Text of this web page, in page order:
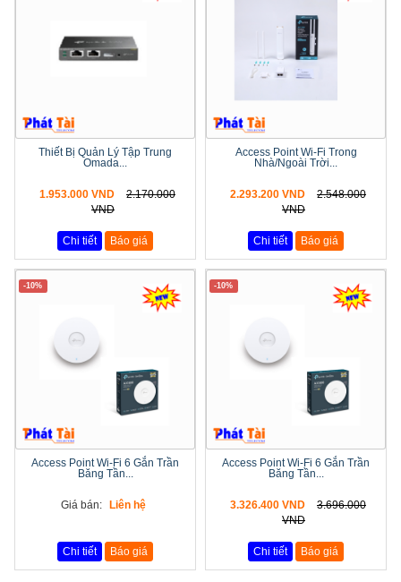
Thiết Bị Quản Lý Tập Trung
Omada...
1.953.000 VND
2.170.000
VND
Chi tiết Báo giá
Access Point Wi-Fi Trong
Nhà/Ngoài Trời...
2.293.200 VND
2.548.000
VND
Chi tiết Báo giá
-10%
Access Point Wi-Fi 6 Gắn Trần
Băng Tần...
Giá bán: Liên hệ
Chi tiết Báo giá
-10%
Access Point Wi-Fi 6 Gắn Trần
Băng Tần...
3.326.400 VND
3.696.000
VND
Chi tiết Báo giá